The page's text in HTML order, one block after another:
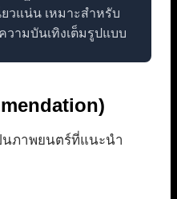
วแน่น เหมาะสำหรับ
ามบันเทิงเต็มรูปแบบ
นภาพยนตร์ที่แนะนำ